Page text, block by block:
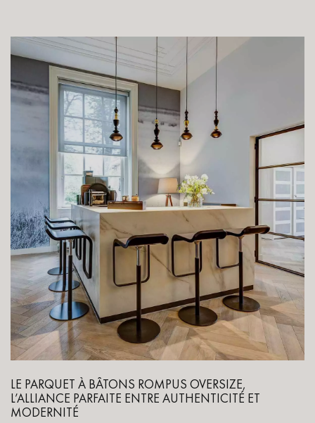
LE PARQUET À BÂTONS ROMPUS OVERSIZE,
L’ALLIANCE PARFAITE ENTRE AUTHENTICITÉ ET
MODERNITÉ